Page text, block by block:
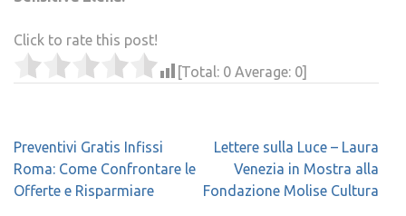
Click to rate this post!
[Total: 0 Average: 0]
Navigazione
articoli
Preventivi Gratis Infissi
Roma: Come Confrontare le
Offerte e Risparmiare
Lettere sulla Luce – Laura
Venezia in Mostra alla
Fondazione Molise Cultura